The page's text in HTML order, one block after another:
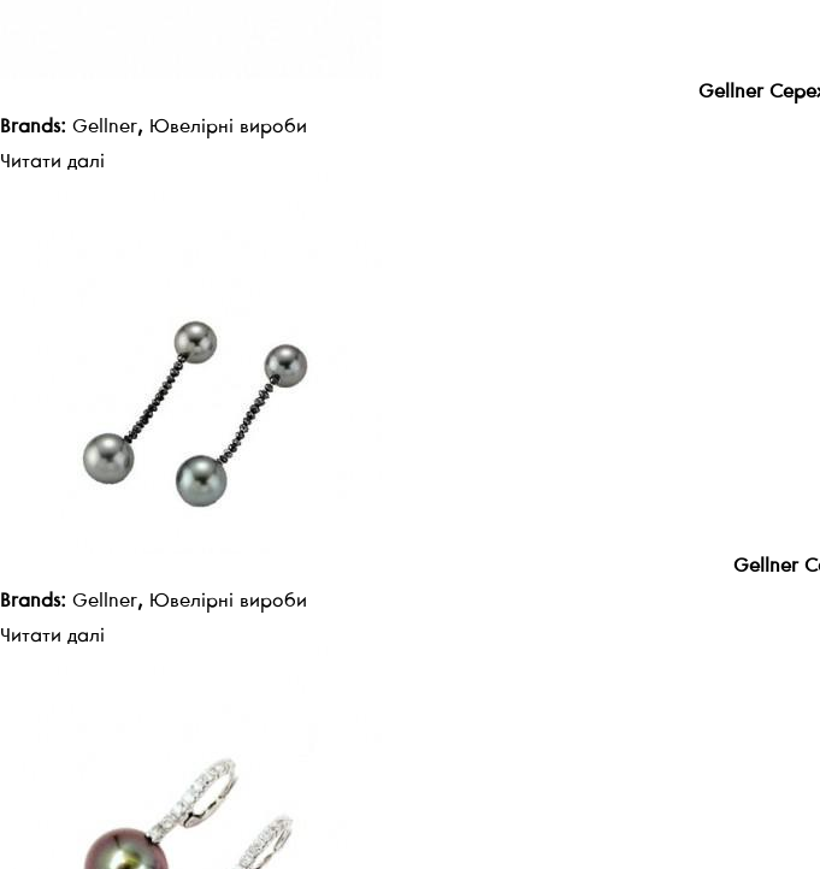
Gellner
Brands: Gellner, Ювелірні вироби
Читати далі
Gellner
Brands: Gellner, Ювелірні вироби
Читати далі